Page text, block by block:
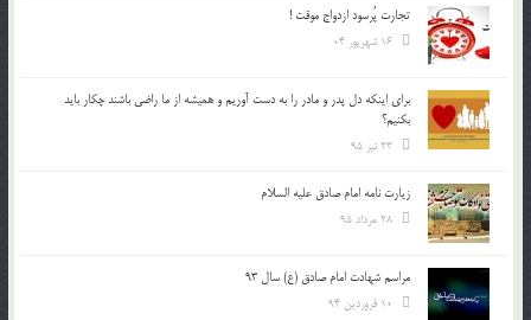
تجارت پُرسود ازدواج موقت !
براي اينكه دل پدر و مادر را به دست آوريم و هميشه از ما راضي باشند چكار بايد
بكنيم؟
زیارت نامه امام صادق علیه السلام
مراسم شهادت امام صادق (ع) سال 93